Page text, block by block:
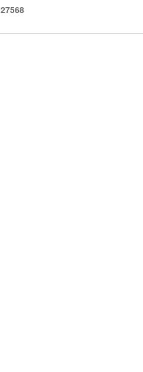
27568